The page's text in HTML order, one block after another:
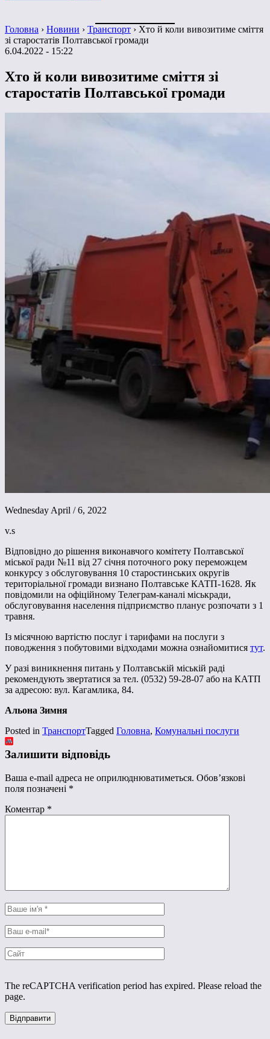
Головна › Новини › Транспорт › Хто й коли вивозитиме сміття
зі старостатів Полтавської громади
6.04.2022 - 15:22
Хто й коли вивозитиме сміття зі
старостатів Полтавської громади
Wednesday April / 6, 2022
v.s
Відповідно до рішення виконавчого комітету Полтавської
міської ради №11 від 27 січня поточного року переможцем
конкурсу з обслуговування 10 старостинських округів
територіальної громади визнано Полтавське КАТП-1628. Як
повідомили на офіційному Телеграм-каналі міськради,
обслуговування населення підприємство планує розпочати з 1
травня.
Із місячною вартістю послуг і тарифами на послуги з
поводження з побутовими відходами можна ознайомитися тут.
У разі виникнення питань у Полтавській міській раді
рекомендують звертатися за тел. (0532) 59-28-07 або на КАТП
за адресою: вул. Кагамлика, 84.
Альона Зимня
Posted in ТранспортTagged Головна, Комунальні послуги
Залишити відповідь
Ваша e-mail адреса не оприлюднюватиметься. Обов’язкові
поля позначені *
Коментар *
The reCAPTCHA verification period has expired. Please reload the
page.